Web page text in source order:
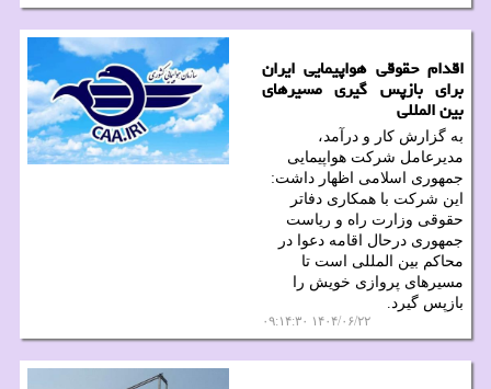
اقدام حقوقی هواپیمایی ایران
برای بازپس گیری مسیرهای
بین المللی
به گزارش کار و درآمد،
مدیرعامل شرکت هواپیمایی
جمهوری اسلامی اظهار داشت:
این شرکت با همکاری دفاتر
حقوقی وزارت راه و ریاست
جمهوری درحال اقامه دعوا در
محاکم بین المللی است تا
مسیرهای پروازی خویش را
بازپس گیرد.
۱۴۰۴/۰۶/۲۲ ۰۹:۱۴:۳۰